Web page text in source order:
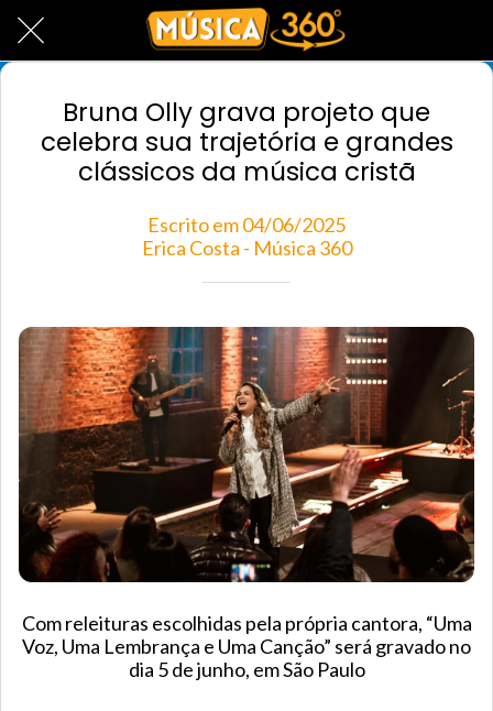
Bruna Olly grava projeto que
celebra sua trajetória e grandes
clássicos da música cristã
Escrito em 04/06/2025
Erica Costa - Música 360
Com releituras escolhidas pela própria cantora, “Uma
Voz, Uma Lembrança e Uma Canção” será gravado no
dia 5 de junho, em São Paulo